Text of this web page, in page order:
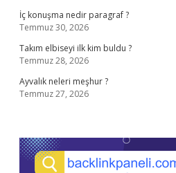
İç konuşma nedir paragraf ?
Temmuz 30, 2026
Takım elbiseyi ilk kim buldu ?
Temmuz 28, 2026
Ayvalık neleri meşhur ?
Temmuz 27, 2026